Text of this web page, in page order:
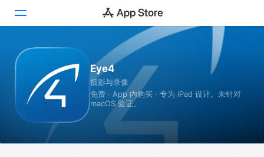
游戏
搜索
Eye4
摄影与录像
免费 · App 内购买 · 专为 iPad 设计。未针对
macOS 验证。